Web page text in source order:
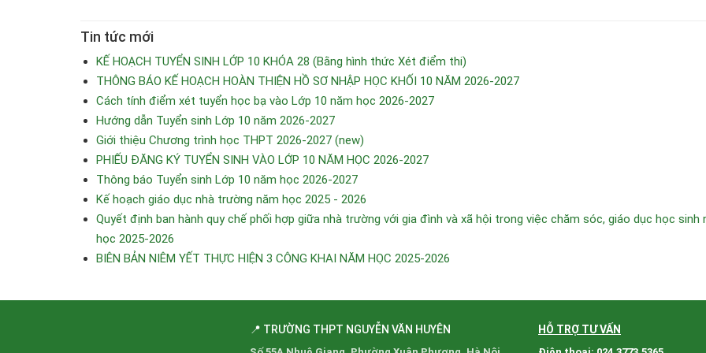
Tin tức mới
KẾ HOẠCH TUYỂN SINH LỚP 10 KHÓA 28 (Bằng hình thức Xét điểm thi)
THÔNG BÁO KẾ HOẠCH HOÀN THIỆN HỒ SƠ NHẬP HỌC KHỐI 10 NĂM 2026-2027
Cách tính điểm xét tuyển học bạ vào Lớp 10 năm học 2026-2027
Hướng dẫn Tuyển sinh Lớp 10 năm 2026-2027
Giới thiệu Chương trình học THPT 2026-2027 (new)
PHIẾU ĐĂNG KÝ TUYỂN SINH VÀO LỚP 10 NĂM HỌC 2026-2027
Thông báo Tuyển sinh Lớp 10 năm học 2026-2027
Kế hoạch giáo dục nhà trường năm học 2025 - 2026
Quyết định ban hành quy chế phối hợp giữa nhà trường với gia đình và xã hội trong việc chăm sóc, giáo dục học sinh
học 2025-2026
BIÊN BẢN NIÊM YẾT THỰC HIỆN 3 CÔNG KHAI NĂM HỌC 2025-2026
📍 TRƯỜNG THPT NGUYỄN VĂN HUYÊN HỖ TRỢ TƯ VẤN